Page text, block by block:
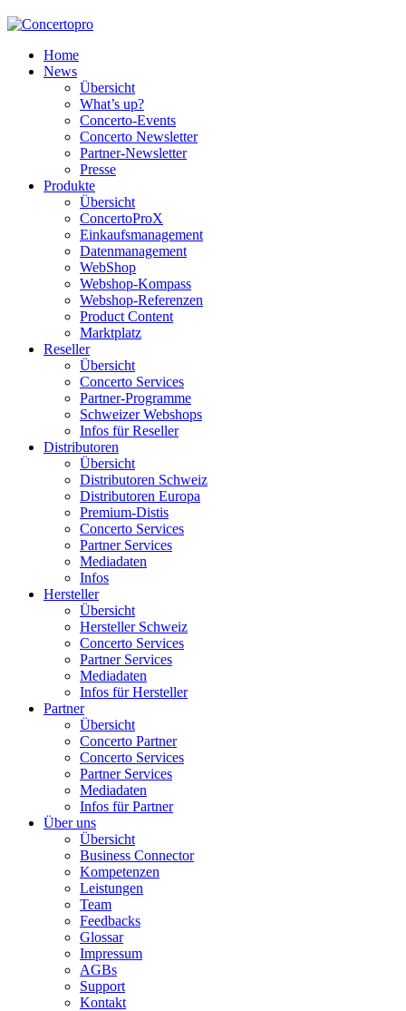
Home
News
Übersicht
What’s up?
Concerto-Events
Concerto Newsletter
Partner-Newsletter
Presse
Produkte
Übersicht
ConcertoProX
Einkaufsmanagement
Datenmanagement
WebShop
Webshop-Kompass
Webshop-Referenzen
Product Content
Marktplatz
Reseller
Übersicht
Concerto Services
Partner-Programme
Schweizer Webshops
Infos für Reseller
Distributoren
Übersicht
Distributoren Schweiz
Distributoren Europa
Premium-Distis
Concerto Services
Partner Services
Mediadaten
Infos
Hersteller
Übersicht
Hersteller Schweiz
Concerto Services
Partner Services
Mediadaten
Infos für Hersteller
Partner
Übersicht
Concerto Partner
Concerto Services
Partner Services
Mediadaten
Infos für Partner
Über uns
Übersicht
Business Connector
Kompetenzen
Leistungen
Team
Feedbacks
Glossar
Impressum
AGBs
Support
Kontakt